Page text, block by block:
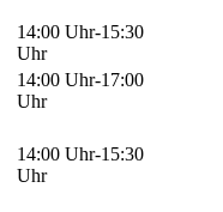
14:00 Uhr-15:30
Uhr
14:00 Uhr-17:00
Uhr
14:00 Uhr-15:30
Uhr